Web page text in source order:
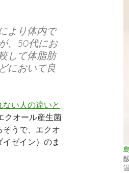
より体内で
、50代にお
して体脂肪
において良
い人の違いと
クオール産生菌
そうで、エクオ
ゼイン）のま